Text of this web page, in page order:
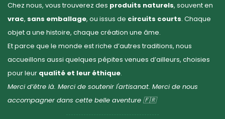
Chez nous, vous trouverez des produits naturels, souvent en
vrac, sans emballage, ou issus de circuits courts. Chaque
objet a une histoire, chaque création une âme.
Et parce que le monde est riche d’autres traditions, nous
accueillons aussi quelques pépites venues d’ailleurs, choisies
pour leur qualité et leur éthique.
Merci d’être là. Merci de soutenir l'artisanat. Merci de nous
accompagner dans cette belle aventure 🇫🇷